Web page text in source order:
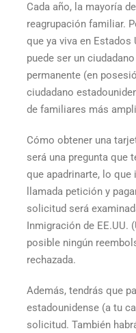
Cada año, la mayoría
reagrupación familiar.
que ya viva en
puede ser un
permanente (en
ciudadano
de familiares más
Cómo obtener una
será una pregunta que
que apadrinarte, lo
llamada petición y
solicitud será
Inmigración de EE.UU.
posible ningún
rechazada.
Además, tendrás que
estadounidense (a tu
solicitud. También